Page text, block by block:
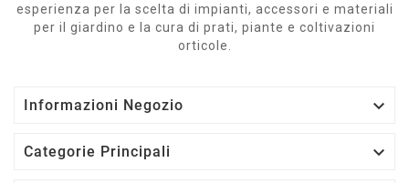
esperienza per la scelta di impianti, accessori e materiali
per il giardino e la cura di prati, piante e coltivazioni
orticole.
Informazioni Negozio 
Categorie Principali 